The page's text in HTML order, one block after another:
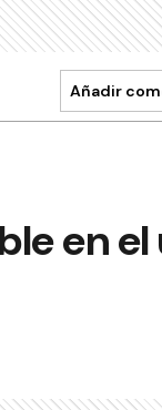
Añadir
en